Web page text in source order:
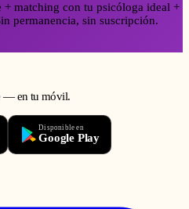
matching con tu psicóloga ideal +
permanencia, sin suscripción.
— en tu móvil.
Disponible en
Google Play